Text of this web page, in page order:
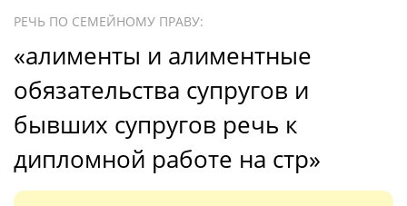
РЕЧЬ ПО СЕМЕЙНОМУ ПРАВУ:
«алименты и алиментные
обязательства супругов и
бывших супругов речь к
дипломной работе на стр»